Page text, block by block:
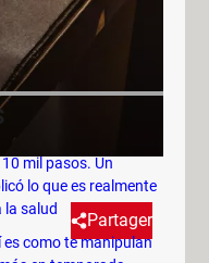
Partager
mil pasos. Un
lo que es realmente
la salud
es como te manipulan